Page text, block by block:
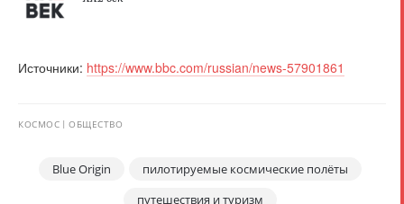
Источники: https://www.bbc.com/russian/news-57901861
КОСМОС ОБЩЕСТВО
Blue Origin
пилотируемые космические полёты
путешествия и туризм